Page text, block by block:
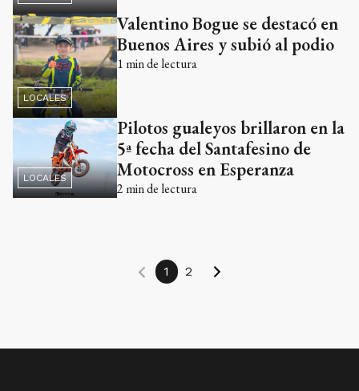
LOCALES
Valentino Bogue se destacó en
Buenos Aires y subió al podio
1 min de lectura
LOCALES
Pilotos gualeyos brillaron en la
5ª fecha del Santafesino de
Motocross en Esperanza
2 min de lectura
1 2